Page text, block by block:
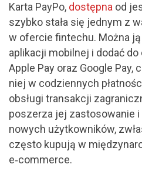
Karta PayPo, dostępna od
szybko stała się jednym z
w ofercie fintechu. Można
aplikacji mobilnej i dodać
Apple Pay oraz Google Pay,
niej w codziennych
obsługi transakcji
poszerza jej zastosowanie
nowych użytkowników,
często kupują w
e‑commerce.